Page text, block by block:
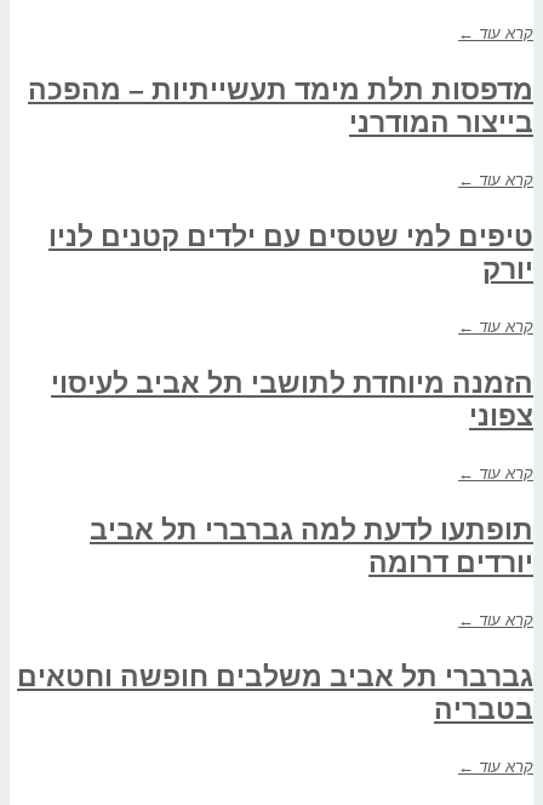
קרא עוד ←
מדפסות תלת מימד תעשייתיות – מהפכה
בייצור המודרני
קרא עוד ←
טיפים למי שטסים עם ילדים קטנים לניו
יורק
קרא עוד ←
הזמנה מיוחדת לתושבי תל אביב לעיסוי
צפוני
קרא עוד ←
תופתעו לדעת למה גברברי תל אביב
יורדים דרומה
קרא עוד ←
גברברי תל אביב משלבים חופשה וחטאים
בטבריה
קרא עוד ←